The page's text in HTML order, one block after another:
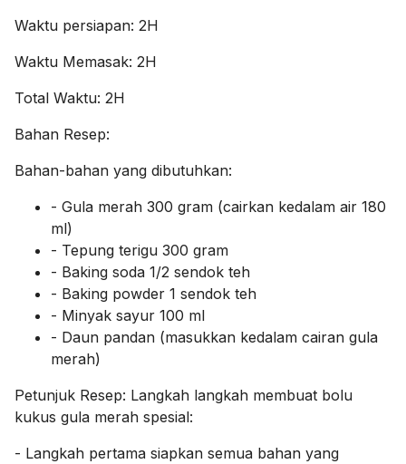
Waktu persiapan: 2H
Waktu Memasak: 2H
Total Waktu: 2H
Bahan Resep:
Bahan-bahan yang dibutuhkan:
- Gula merah 300 gram (cairkan kedalam air 180
ml)
- Tepung terigu 300 gram
- Baking soda 1/2 sendok teh
- Baking powder 1 sendok teh
- Minyak sayur 100 ml
- Daun pandan (masukkan kedalam cairan gula
merah)
Petunjuk Resep: Langkah langkah membuat bolu
kukus gula merah spesial:
- Langkah pertama siapkan semua bahan yang